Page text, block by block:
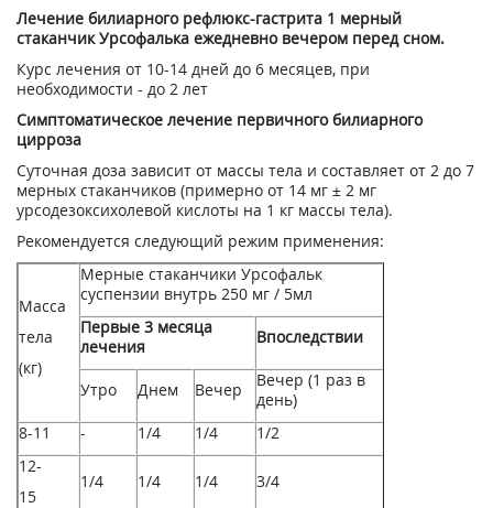
Лечение билиарного рефлюкс-гастрита 1 мерный
стаканчик Урсофалька ежедневно вечером перед сном.
Курс лечения от 10-14 дней до 6 месяцев, при
необходимости - до 2 лет
Симптоматическое лечение первичного билиарного
цирроза
Суточная доза зависит от массы тела и составляет от 2 до 7
мерных стаканчиков (примерно от 14 мг ± 2 мг
урсодезоксихолевой кислоты на 1 кг массы тела).
Рекомендуется следующий режим применения:
Масса
тела
(кг)
Мерные стаканчики Урсофальк
суспензии внутрь 250 мг / 5мл
Первые 3 месяца
лечения
Впоследствии
Утро Днем Вечер
Вечер (1 раз в
день)
8-11
- 1/4 1/4
1/2
12-
15
1/4 1/4 1/4 3/4